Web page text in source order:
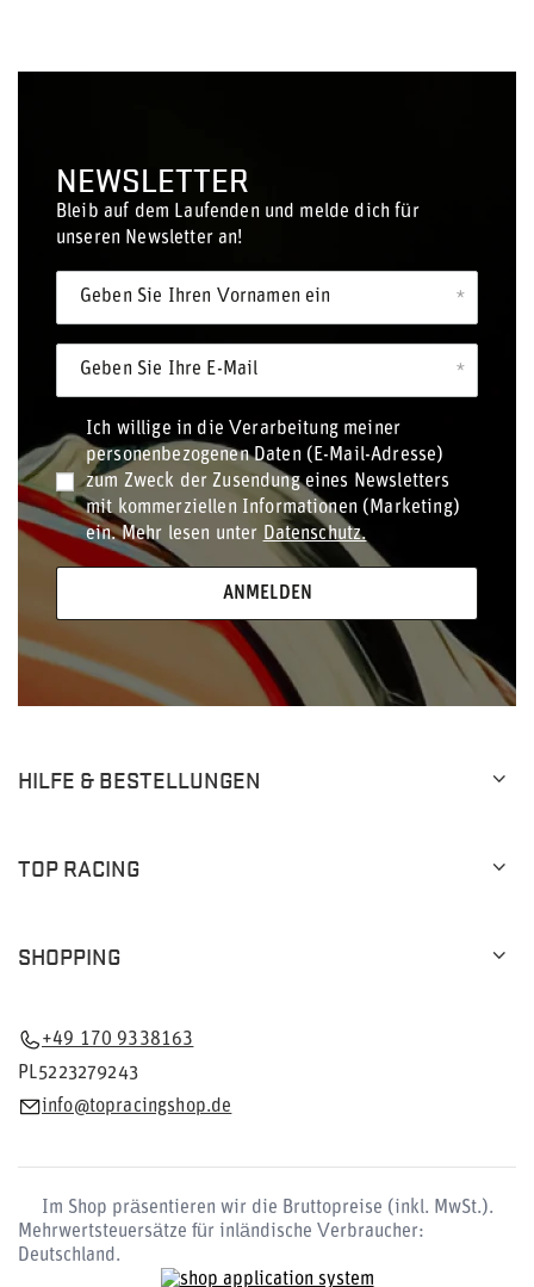
NEWSLETTER
Bleib auf dem Laufenden und melde dich für
unseren Newsletter an!
Geben Sie Ihren Vornamen ein
Geben Sie Ihre E-Mail
Ich willige in die Verarbeitung meiner
personenbezogenen Daten (E-Mail-Adresse)
zum Zweck der Zusendung eines Newsletters
mit kommerziellen Informationen (Marketing)
ein. Mehr lesen unter Datenschutz.
ANMELDEN
HILFE & BESTELLUNGEN
TOP RACING
SHOPPING
+49 170 9338163
PL5223279243
info@topracingshop.de
Im Shop präsentieren wir die Bruttopreise (inkl. MwSt.).
Mehrwertsteuersätze für inländische Verbraucher:
Deutschland.